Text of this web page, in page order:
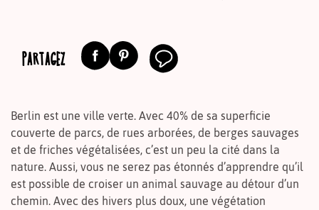
PARTAGEZ
Berlin est une ville verte. Avec 40% de sa superficie
couverte de parcs, de rues arborées, de berges sauvages
et de friches végétalisées, c’est un peu la cité dans la
nature. Aussi, vous ne serez pas étonnés d’apprendre qu’il
est possible de croiser un animal sauvage au détour d’un
chemin. Avec des hivers plus doux, une végétation